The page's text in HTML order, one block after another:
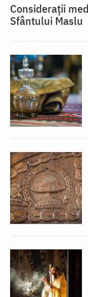
Considerații
Sfântului Maslu